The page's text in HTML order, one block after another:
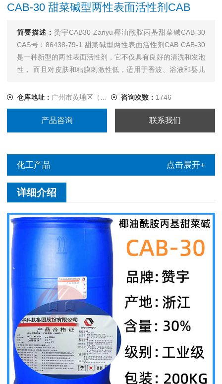
CAB-30 甜菜碱型两性表面活性剂CAB
简要描述：赞宇CAB30 Zanyu椰油酰胺丙基甜菜碱CAB-30
CAS号：86438-79-1 甜菜碱型两性表面活性剂CAB CAB-30
是一种新型的两性表面活性剂，它不仅具有良好的清洗和发泡
性， 而且对皮肤和粘膜刺激性低，适用于香波、浴液和婴儿
溶；能有效地降低产品中脂肪醇硫酸盐或脂肪醇醚硫酸盐的刺
仓库地址： 广州市黄埔区（自提/发货） 咨询次数： 1746
产品咨询 联系我们
化工产品 点击展开+
详细介绍